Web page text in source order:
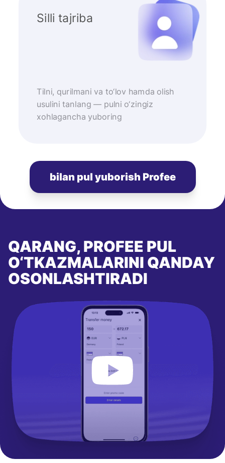
Silli tajriba
Tilni, qurilmani va to‘lov hamda olish
usulini tanlang — pulni o‘zingiz
xohlagancha yuboring
bilan pul yuborish Profee
QARANG, PROFEE PUL
O‘TKAZMALARINI QANDAY
OSONLASHTIRADI